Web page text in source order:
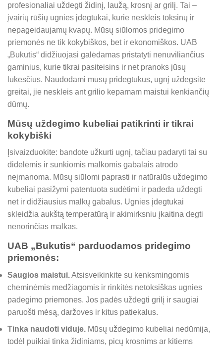
profesionaliai uždegti židinį, laužą, krosnį ar grilį. Tai –
įvairių rūšių ugnies įdegtukai, kurie neskleis toksinų ir
nepageidaujamų kvapų. Mūsų siūlomos pridegimo
priemonės ne tik kokybiškos, bet ir ekonomiškos. UAB
„Bukutis“ didžiuojasi galėdamas pristatyti nenuviliančius
gaminius, kurie tikrai pasiteisins ir net pranoks jūsų
lūkesčius. Naudodami mūsų pridegtukus, ugnį uždegsite
greitai, jie neskleis ant grilio kepamam maistui kenkiančių
dūmų.
Mūsų uždegimo kubeliai patikrinti ir tikrai
kokybiški
Įsivaizduokite: bandote užkurti ugnį, tačiau padaryti tai su
didelėmis ir sunkiomis malkomis gabalais atrodo
neįmanoma. Mūsų siūlomi paprasti ir natūralūs uždegimo
kubeliai pasižymi patentuota sudėtimi ir padeda uždegti
net ir didžiausius malkų gabalus. Ugnies įdegtukai
skleidžia aukštą temperatūrą ir akimirksniu įkaitina degti
nenorinčias malkas.
UAB „Bukutis“ parduodamos pridegimo
priemonės:
Saugios maistui.Atsisveikinkite su kenksmingomis
cheminėmis medžiagomis ir rinkitės netoksiškas ugnies
padegimo priemones. Jos padės uždegti grilį ir saugiai
paruošti mėsą, daržoves ir kitus patiekalus.
Tinka naudoti viduje. Mūsų uždegimo kubeliai nedūmija,
todėl puikiai tinka židiniams, picų krosnims ar kitiems